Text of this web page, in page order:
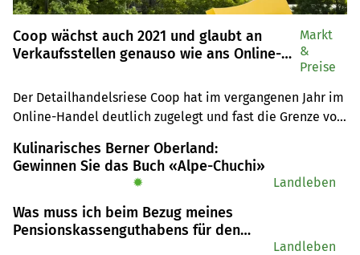
Coop wächst auch 2021 und glaubt an
Verkaufsstellen genauso wie ans Online-
Der Detailhandelsriese Coop hat im vergangenen Jahr im
Online-Handel deutlich zugelegt und fast die Grenze von
Online Detailhandel als auch der Online-Grosshandel
trugen zur Umsatzsteigerung bei. Doch es zeigte sich
Läden zurückkehrten.
Markt
&
Preise
Kulinarisches Berner Oberland:
Gewinnen Sie das Buch «Alpe-Chuchi»
✹ Landleben
Was muss ich beim Bezug meines
Pensionskassenguthabens für den
Landleben